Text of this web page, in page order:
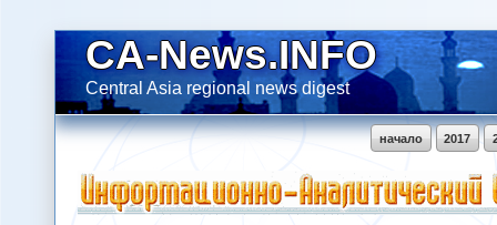
CA-News.INFO
Central Asia regional news digest
2017
начало